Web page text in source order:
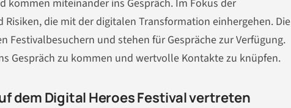
miteinander ins Gespräch. Im Fokus der
die mit der digitalen Transformation einhergehen. Die
Festivalbesuchern und stehen für Gespräche zur Verfügung.
Gespräch zu kommen und wertvolle Kontakte zu knüpfen.
dem Digital Heroes Festival vertreten